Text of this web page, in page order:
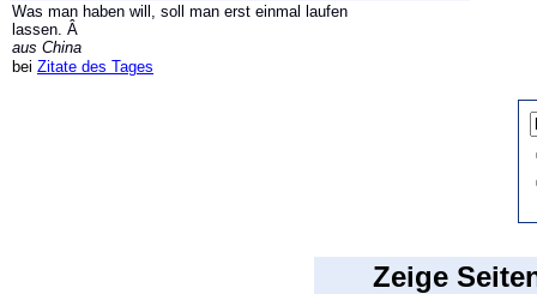
Was man haben will, soll man erst einmal laufen
lassen. Â
aus China
bei Zitate des Tages
Zeige